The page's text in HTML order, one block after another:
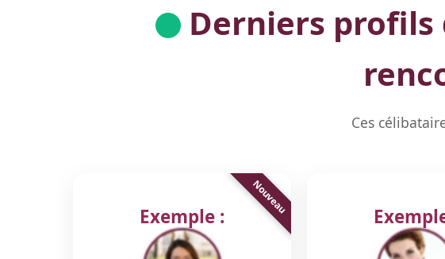
Derniers
Ces
Exemple :